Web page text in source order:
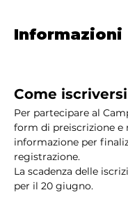
Informazioni
Come iscriversi
Per partecipare al
form di preiscrizione e
informazione per
registrazione.
La scadenza delle
per il 20 giugno.